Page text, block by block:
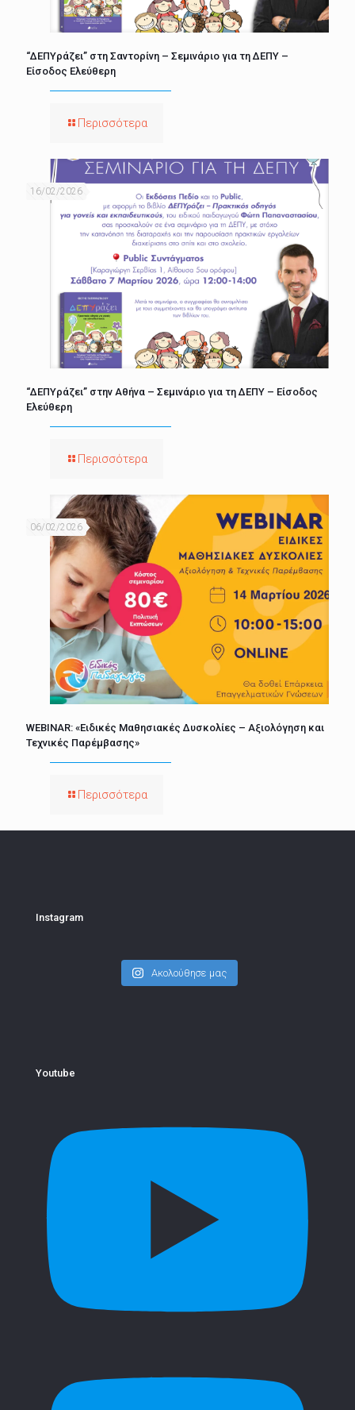
“ΔΕΠΥράζει” στη Σαντορίνη – Σεμινάριο για τη ΔΕΠΥ –
Είσοδος Ελεύθερη
Περισσότερα
16/02/2026
“ΔΕΠΥράζει” στην Αθήνα – Σεμινάριο για τη ΔΕΠΥ – Είσοδος
Ελεύθερη
Περισσότερα
06/02/2026
WEBINAR: «Ειδικές Μαθησιακές Δυσκολίες – Αξιολόγηση και
Τεχνικές Παρέμβασης»
Περισσότερα
Instagram
Ακολούθησε μας
Youtube